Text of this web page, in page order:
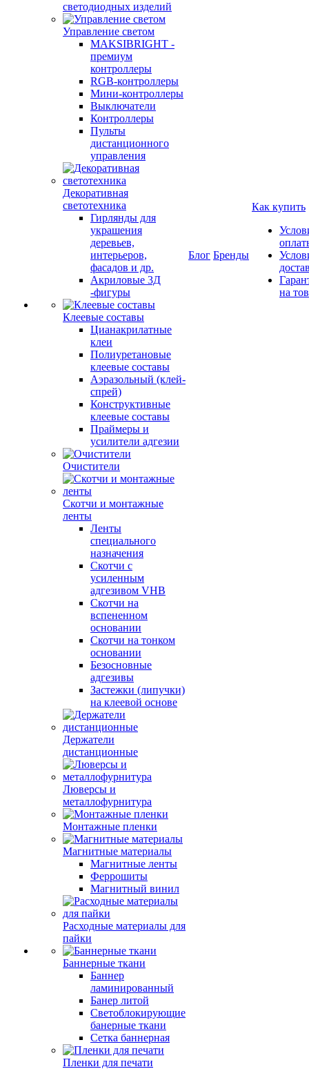
светодиодных изделий
Управление светом
MAKSIBRIGHT -
премиум
контроллеры
RGB-контроллеры
Мини-контроллеры
Выключатели
Контроллеры
Пульты
дистанционного
управления
Декоративная
светотехника
Гирлянды для
украшения
деревьев,
интерьеров,
фасадов и др.
Акриловые 3Д
-фигуры
Клеевые составы
Цианакрилатные
клеи
Полиуретановые
клеевые составы
Аэразольный (клей-
спрей)
Конструктивные
клеевые составы
Праймеры и
усилители адгезии
Очистители
Скотчи и монтажные
ленты
Ленты
специального
назначения
Скотчи с
усиленным
адгезивом VHB
Скотчи на
вспененном
основании
Скотчи на тонком
основании
Безосновные
адгезивы
Застежки (липучки)
на клеевой основе
Держатели
дистанционные
Люверсы и
металлофурнитура
Монтажные пленки
Магнитные материалы
Магнитные ленты
Феррошиты
Магнитный винил
Расходные материалы для
пайки
Баннерные ткани
Баннер
ламинированный
Банер литой
Светоблокирующие
банерные ткани
Сетка баннерная
Пленки для печати
Блог Бренды
Как купить
на